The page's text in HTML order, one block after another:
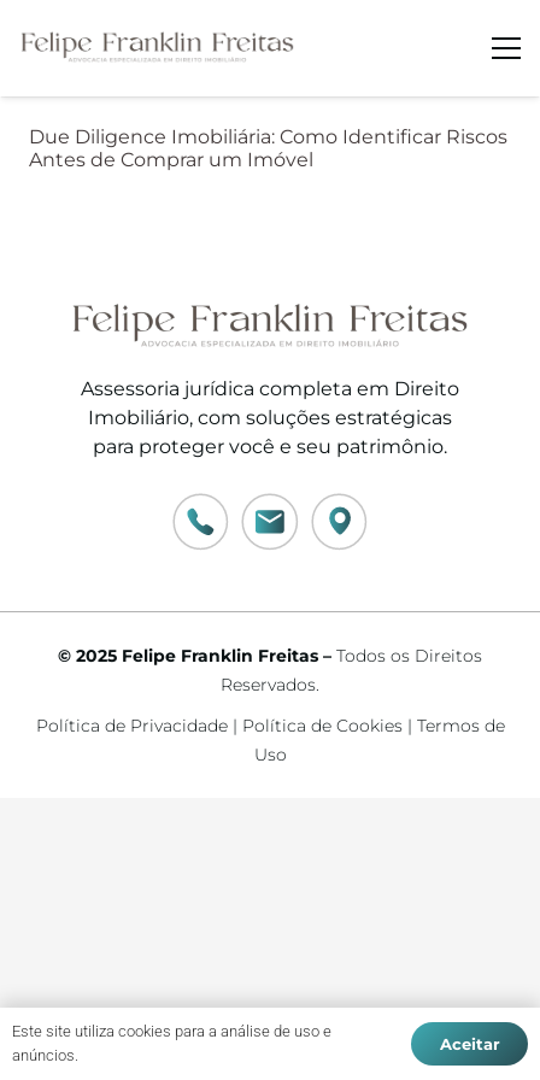
Due Diligence Imobiliária: Como Identificar Riscos
Antes de Comprar um Imóvel
Assessoria jurídica completa em Direito
Imobiliário, com soluções estratégicas
para proteger você e seu patrimônio.
© 2025 Felipe Franklin Freitas – Todos os Direitos
Reservados.
Política de Privacidade| Política de Cookies| Termos de
Uso
Este site utiliza cookies para a análise de uso e
anúncios.
Aceitar